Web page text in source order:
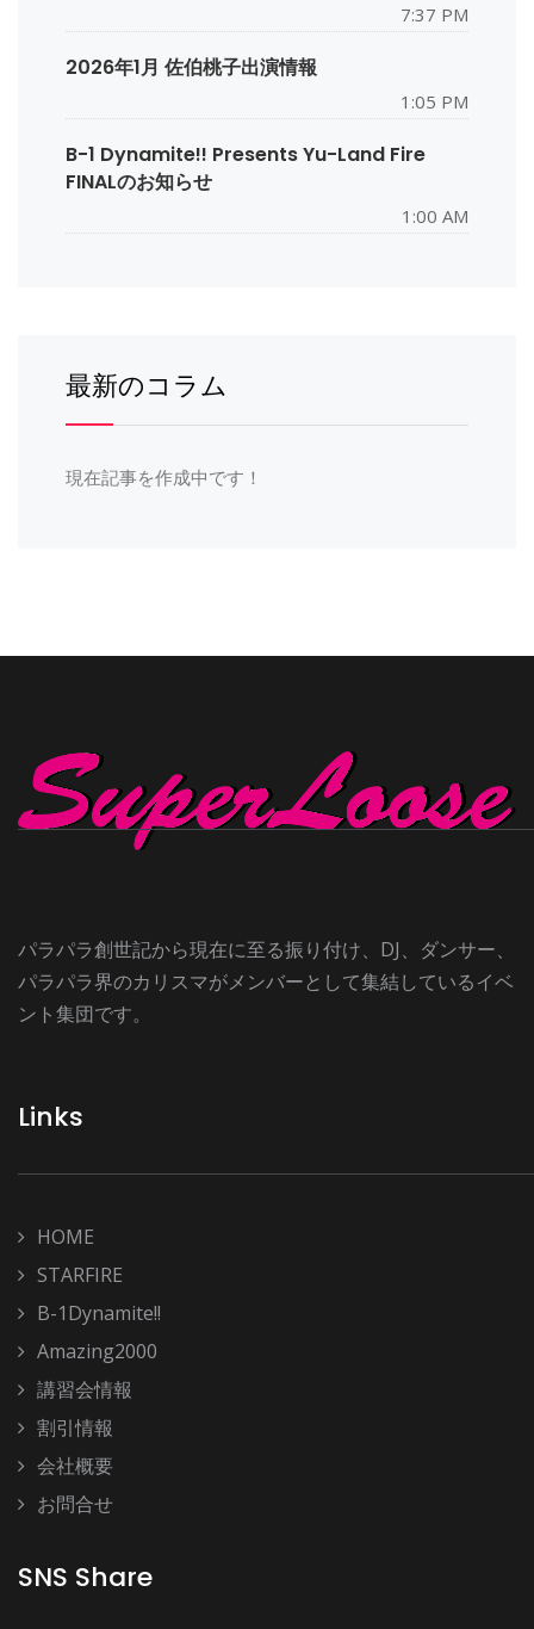
7:37 PM
2026年1月 佐伯桃子出演情報
1:05 PM
B-1 Dynamite!! Presents Yu-Land Fire
FINALのお知らせ
1:00 AM
最新のコラム
現在記事を作成中です！
パラパラ創世記から現在に至る振り付け、DJ、ダンサー、
パラパラ界のカリスマがメンバーとして集結しているイベ
ント集団です。
Links
HOME
STARFIRE
B-1Dynamite!!
Amazing2000
講習会情報
割引情報
会社概要
お問合せ
SNS Share